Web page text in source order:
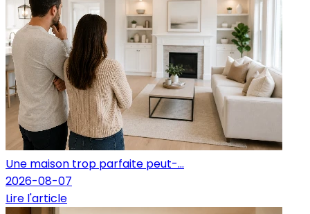
Une maison trop parfaite peut-...
2026-08-07
Lire l'article